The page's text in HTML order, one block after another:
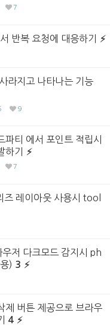
7
반복 요청에 대응하기
라지고 나타나는 기능
9
파티 에서 포인트 적립시
하기
7
즈 레이아웃 사용시 tool
저 다크모드 감지시 ph
) 3
제 버튼 제공으로 브라우
4